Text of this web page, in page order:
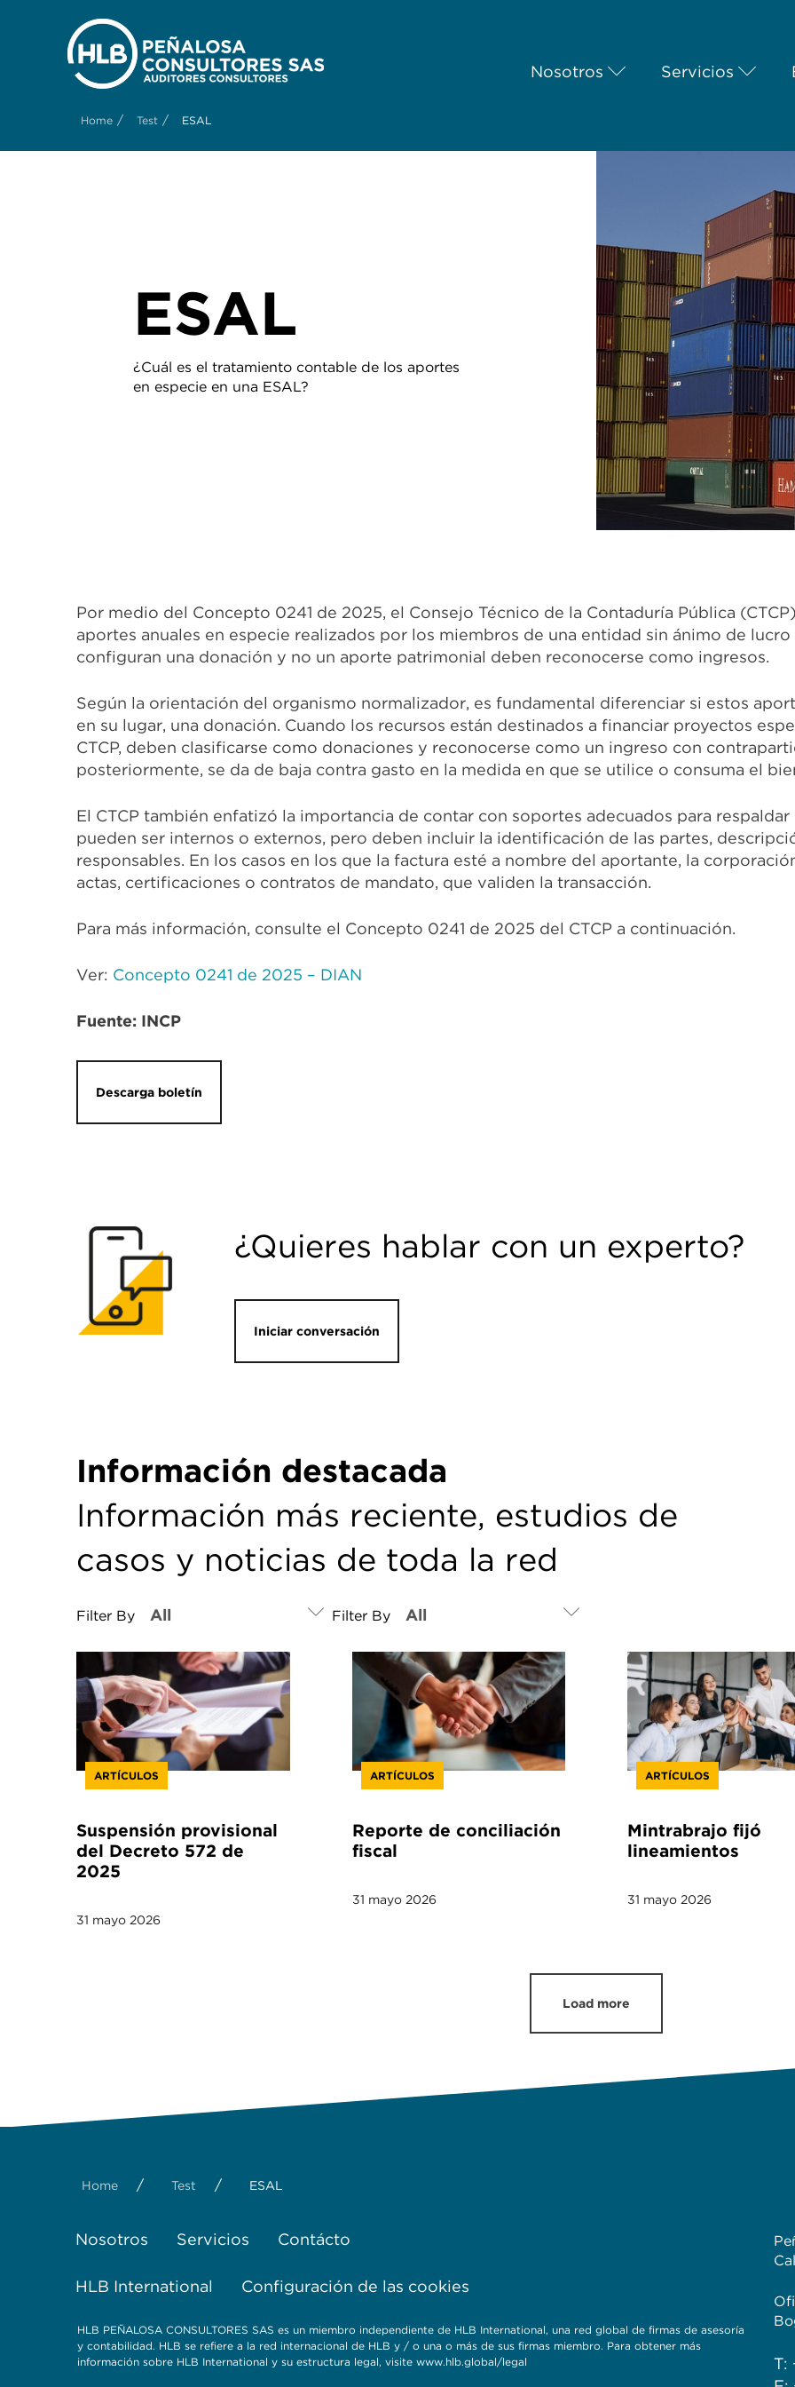
Nosotros Servicios
Home / Test / ESAL
ESAL
¿Cuál es el tratamiento contable de los aportes
en especie en una ESAL?
Por medio del Concepto 0241 de 2025, el Consejo Técnico de la Contaduría Pública
aportes anuales en especie realizados por los miembros de una entidad sin ánimo de
configuran una donación y no un aporte patrimonial deben reconocerse como ingresos.
Según la orientación del organismo normalizador, es fundamental diferenciar si estos
en su lugar, una donación. Cuando los recursos están destinados a financiar proyectos
CTCP, deben clasificarse como donaciones y reconocerse como un ingreso con
posteriormente, se da de baja contra gasto en la medida en que se utilice o consuma el
El CTCP también enfatizó la importancia de contar con soportes adecuados para
pueden ser internos o externos, pero deben incluir la identificación de las partes,
responsables. En los casos en los que la factura esté a nombre del aportante, la
actas, certificaciones o contratos de mandato, que validen la transacción.
Para más información, consulte el Concepto 0241 de 2025 del CTCP a continuación.
Ver: Concepto 0241 de 2025 – DIAN
Fuente: INCP
Descarga boletín
¿Quieres hablar con un experto?
Iniciar conversación
Información destacada
Información más reciente, estudios de
casos y noticias de toda la red
Filter By Filter By
ARTÍCULOS
Suspensión provisional
del Decreto 572 de
2025
31 mayo 2026
ARTÍCULOS
Reporte de conciliación
fiscal
31 mayo 2026
ARTÍCULOS
Mintrabrajo fijó
lineamientos
31 mayo 2026
Load more
Home / Test / ESAL
Nosotros Servicios Contácto
HLB International Configuración de las cookies
HLB PEÑALOSA CONSULTORES SAS es un miembro independiente de HLB International, una red global de firmas de asesoría
y contabilidad. HLB se refiere a la red internacional de HLB y / o una o más de sus firmas miembro. Para obtener más
información sobre HLB International y su estructura legal, visite www.hlb.global/legal
T: